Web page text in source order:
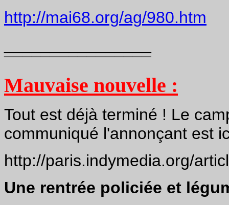
http://mai68.org/ag/980.htm
¯¯¯¯¯¯¯¯¯¯¯¯¯¯¯¯
Mauvaise nouvelle :
Tout est déjà terminé ! Le
communiqué l'annonçant est
http://paris.indymedia.org/
Une rentrée policiée et